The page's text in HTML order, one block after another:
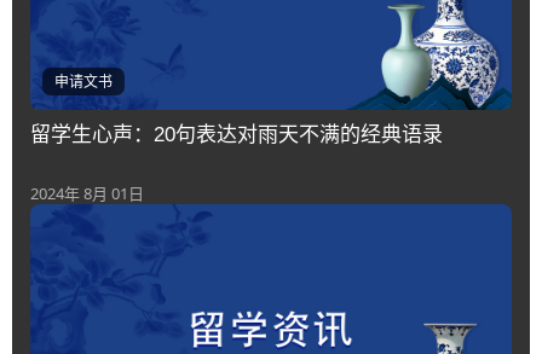
申请文书
留学生心声：20句表达对雨天不满的经典语录
2024年 8月 01日